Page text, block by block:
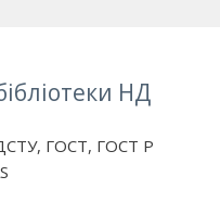
НД
ГОСТ, ГОСТ Р